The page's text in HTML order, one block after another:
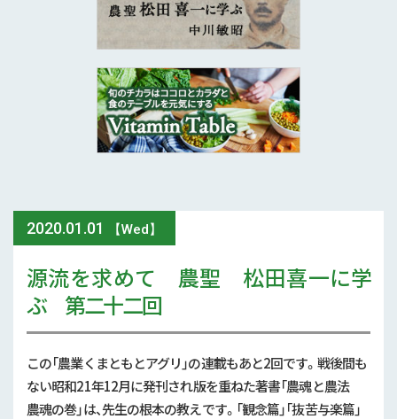
2020.01.01 【Wed】
源流を求めて 農聖 松田喜一に学
ぶ 第二十二回
この「農業くまともとアグリ」の連載もあと2回です。戦後間も
ない昭和21年12月に発刊され版を重ねた著書「農魂と農法
農魂の巻」は、先生の根本の教えです。「観念篇」「抜苦与楽篇」
2018年 (21)
2017年 (12)